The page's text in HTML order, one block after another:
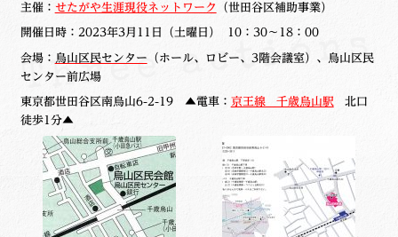
主催： せたがや生涯現役ネットワーク （世田谷区補助事業）
開催日時：2023年3月11日（土曜日） 10：30～18：00
会場： 烏山区民センター （ホール、ロビー、 3階会議室）、烏山区民
センター前広場
東京都世田谷区南烏山6-2-19▲電車： 京王線 千歳烏山駅 北口
徒歩1分▲